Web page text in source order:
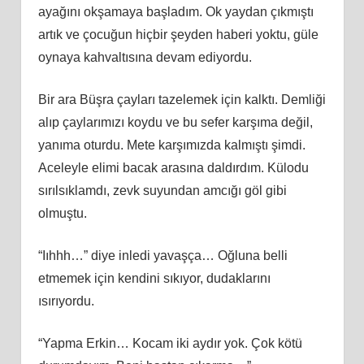
ayağını okşamaya başladım. Ok yaydan çıkmıştı
artık ve çocuğun hiçbir şeyden haberi yoktu, güle
oynaya kahvaltısına devam ediyordu.
Bir ara Büşra çayları tazelemek için kalktı. Demliği
alıp çaylarımızı koydu ve bu sefer karşıma değil,
yanıma oturdu. Mete karşımızda kalmıştı şimdi.
Aceleyle elimi bacak arasına daldırdım. Külodu
sırılsıklamdı, zevk suyundan amcığı göl gibi
olmuştu.
“Iıhhh…” diye inledi yavaşça… Oğluna belli
etmemek için kendini sıkıyor, dudaklarını
ısırıyordu.
“Yapma Erkin… Kocam iki aydır yok. Çok kötü